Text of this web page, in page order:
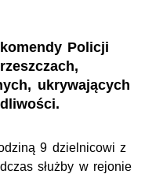
Policji
ukrywających
9 dzielnicowi z
służby w rejonie